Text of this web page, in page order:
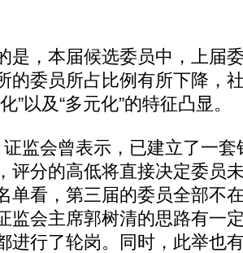
，本届候选委员中，上届
的委员所占比例有所下降，
”以及“多元化”的特征凸显。
会曾表示，已建立了一套
评分的高低将直接决定委员
单看，第三届的委员全部不
监会主席郭树清的思路有一
进行了轮岗。同时，此举也